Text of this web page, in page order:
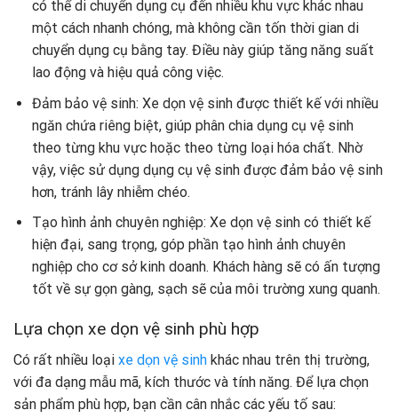
có thể di chuyển dụng cụ đến nhiều khu vực khác nhau
một cách nhanh chóng, mà không cần tốn thời gian di
chuyển dụng cụ bằng tay. Điều này giúp tăng năng suất
lao động và hiệu quả công việc.
Đảm bảo vệ sinh: Xe dọn vệ sinh được thiết kế với nhiều
ngăn chứa riêng biệt, giúp phân chia dụng cụ vệ sinh
theo từng khu vực hoặc theo từng loại hóa chất. Nhờ
vậy, việc sử dụng dụng cụ vệ sinh được đảm bảo vệ sinh
hơn, tránh lây nhiễm chéo.
Tạo hình ảnh chuyên nghiệp: Xe dọn vệ sinh có thiết kế
hiện đại, sang trọng, góp phần tạo hình ảnh chuyên
nghiệp cho cơ sở kinh doanh. Khách hàng sẽ có ấn tượng
tốt về sự gọn gàng, sạch sẽ của môi trường xung quanh.
Lựa chọn xe dọn vệ sinh phù hợp
Có rất nhiều loại xe dọn vệ sinh khác nhau trên thị trường,
với đa dạng mẫu mã, kích thước và tính năng. Để lựa chọn
sản phẩm phù hợp, bạn cần cân nhắc các yếu tố sau: